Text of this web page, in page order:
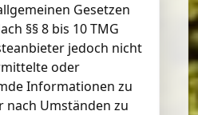
Gesetzen
§§ 8 bis 10 TMG
jedoch nicht
oder
Informationen zu
nach Umständen zu